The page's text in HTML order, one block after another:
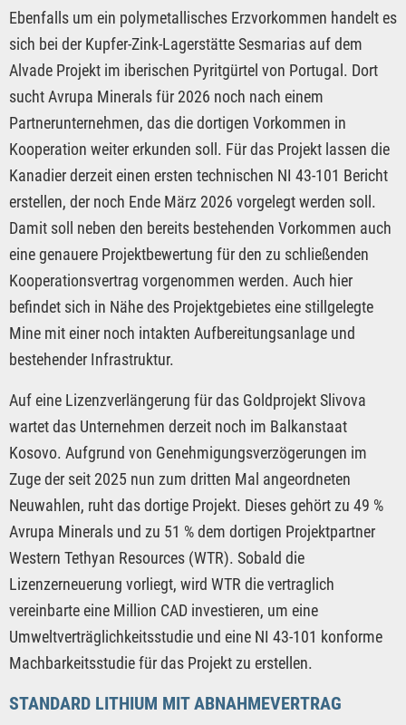
Ebenfalls um ein polymetallisches Erzvorkommen handelt es
sich bei der Kupfer-Zink-Lagerstätte Sesmarias auf dem
Alvade Projekt im iberischen Pyritgürtel von Portugal. Dort
sucht Avrupa Minerals für 2026 noch nach einem
Partnerunternehmen, das die dortigen Vorkommen in
Kooperation weiter erkunden soll. Für das Projekt lassen die
Kanadier derzeit einen ersten technischen NI 43-101 Bericht
erstellen, der noch Ende März 2026 vorgelegt werden soll.
Damit soll neben den bereits bestehenden Vorkommen auch
eine genauere Projektbewertung für den zu schließenden
Kooperationsvertrag vorgenommen werden. Auch hier
befindet sich in Nähe des Projektgebietes eine stillgelegte
Mine mit einer noch intakten Aufbereitungsanlage und
bestehender Infrastruktur.
Auf eine Lizenzverlängerung für das Goldprojekt Slivova
wartet das Unternehmen derzeit noch im Balkanstaat
Kosovo. Aufgrund von Genehmigungsverzögerungen im
Zuge der seit 2025 nun zum dritten Mal angeordneten
Neuwahlen, ruht das dortige Projekt. Dieses gehört zu 49 %
Avrupa Minerals und zu 51 % dem dortigen Projektpartner
Western Tethyan Resources (WTR). Sobald die
Lizenzerneuerung vorliegt, wird WTR die vertraglich
vereinbarte eine Million CAD investieren, um eine
Umweltverträglichkeitsstudie und eine NI 43-101 konforme
Machbarkeitsstudie für das Projekt zu erstellen.
STANDARD LITHIUM MIT ABNAHMEVERTRAG